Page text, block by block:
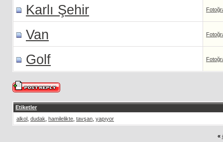
Karlı Şehir
Van
Golf
Etiketler
alkol dudak hamilelikte tavşan yapıyor
«